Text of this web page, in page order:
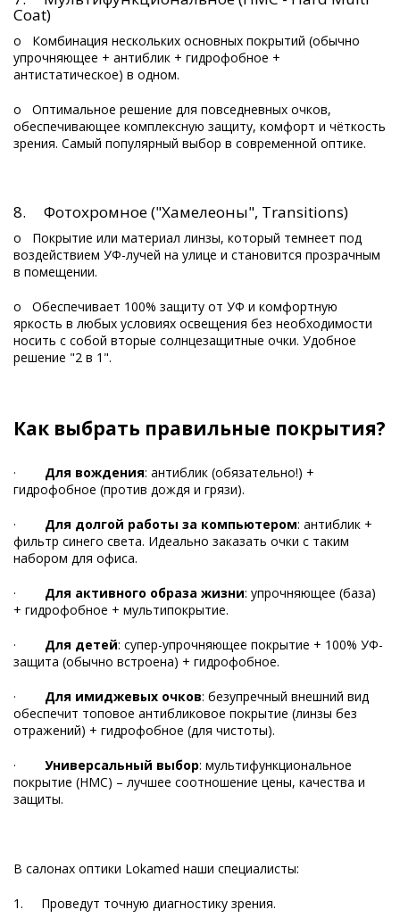
Coat)
o Комбинация нескольких основных покрытий (обычно
упрочняющее + антиблик + гидрофобное +
антистатическое) в одном.
o Оптимальное решение для повседневных очков,
обеспечивающее комплексную защиту, комфорт и чёткость
зрения. Самый популярный выбор в современной оптике.
8. Фотохромное ("Хамелеоны", Transitions)
o Покрытие или материал линзы, который темнеет под
воздействием УФ-лучей на улице и становится прозрачным
в помещении.
o Обеспечивает 100% защиту от УФ и комфортную
яркость в любых условиях освещения без необходимости
носить с собой вторые солнцезащитные очки. Удобное
решение "2 в 1".
Как выбрать правильные покрытия?
· Для вождения: антиблик (обязательно!) +
гидрофобное (против дождя и грязи).
· Для долгой работы за компьютером: антиблик +
фильтр синего света. Идеально заказать очки с таким
набором для офиса.
· Для активного образа жизни: упрочняющее (база)
+ гидрофобное + мультипокрытие.
· Для детей: супер-упрочняющее покрытие + 100% УФ-
защита (обычно встроена) + гидрофобное.
· Для имиджевых очков: безупречный внешний вид
обеспечит топовое антибликовое покрытие (линзы без
отражений) + гидрофобное (для чистоты).
· Универсальный выбор: мультифункциональное
покрытие (HMC) – лучшее соотношение цены, качества и
защиты.
В салонах оптики Lokamed наши специалисты:
1. Проведут точную диагностику зрения.